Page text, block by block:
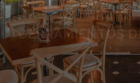
CERRAMIENTOS
¡RENTABILIZA TUS